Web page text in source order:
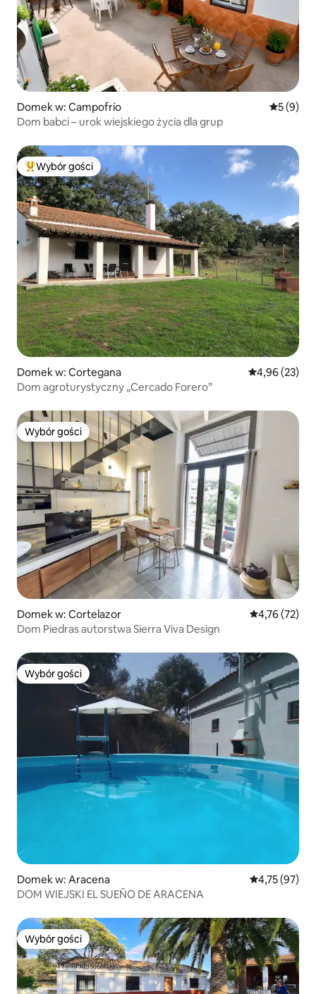
Domek w: Campofrío Średnia
5 (9)
Dom babci – urok wiejskiego życia dla grup
Najpopularniejsze z kategorii Wybór gości
Wybór gości
Domek w: Cortegana Średnia
4,96 (23)
Dom agroturystyczny „Cercado Forero”
Wybór gości
Wybór gości
Domek w: Cortelazor Średnia
4,76 (72)
Dom Piedras autorstwa Sierra Viva Design
Wybór gości
Wybór gości
Domek w: Aracena Średnia
4,75 (97)
DOM WIEJSKI EL SUEÑO DE ARACENA
Wybór gości
Wybór gości